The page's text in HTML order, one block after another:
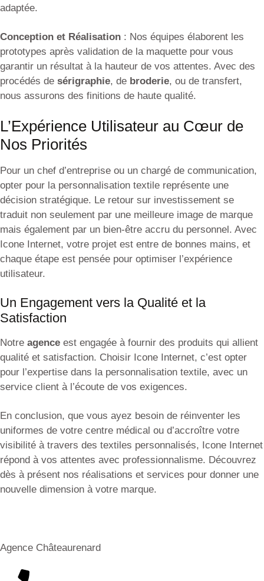
adaptée.
Conception et Réalisation : Nos équipes élaborent les
prototypes après validation de la maquette pour vous
garantir un résultat à la hauteur de vos attentes. Avec des
procédés de sérigraphie, de broderie, ou de transfert,
nous assurons des finitions de haute qualité.
L’Expérience Utilisateur au Cœur de
Nos Priorités
Pour un chef d’entreprise ou un chargé de communication,
opter pour la personnalisation textile représente une
décision stratégique. Le retour sur investissement se
traduit non seulement par une meilleure image de marque
mais également par un bien-être accru du personnel. Avec
Icone Internet, votre projet est entre de bonnes mains, et
chaque étape est pensée pour optimiser l’expérience
utilisateur.
Un Engagement vers la Qualité et la
Satisfaction
Notre agence est engagée à fournir des produits qui allient
qualité et satisfaction. Choisir Icone Internet, c’est opter
pour l’expertise dans la personnalisation textile, avec un
service client à l’écoute de vos exigences.
En conclusion, que vous ayez besoin de réinventer les
uniformes de votre centre médical ou d’accroître votre
visibilité à travers des textiles personnalisés, Icone Internet
répond à vos attentes avec professionnalisme. Découvrez
dès à présent nos réalisations et services pour donner une
nouvelle dimension à votre marque.
Agence Châteaurenard